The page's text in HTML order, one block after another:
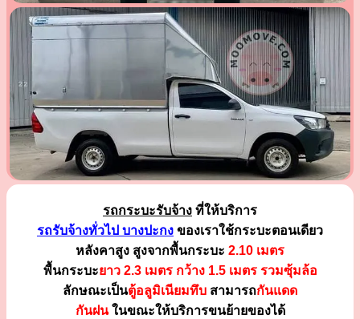
รถกระบะรับจ้าง ที่ให้บริการ
รถรับจ้างทั่วไป บางปะกง ของเราใช้กระบะตอนเดียว
หลังคาสูง สูงจากพื้นกระบะ 2.10 เมตร
พื้นกระบะยาว 2.3 เมตร กว้าง 1.5 เมตร รวมซุ้มล้อ
ลักษณะเป็นตู้อลูมิเนียมทึบ สามารถกันแดด
กันฝนในขณะให้บริการขนย้ายของได้